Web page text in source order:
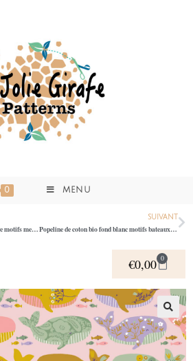
0 MENU
Popeline de coton bio fond vert tendre motifs merveilles 0529
SUIVANT
Popeline de coton bio fond blanc motifs bateaux 0521
€0,00 0